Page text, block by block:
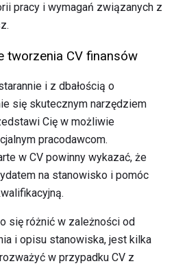
pracy i wymagań związanych z
tworzenia CV finansów
i z dbałością o
się skutecznym narzędziem
Cię w możliwie
pracodawcom.
w CV powinny wykazać, że
na stanowisko i pomóc
się różnić w zależności od
i opisu stanowiska, jest kilka
w przypadku CV z